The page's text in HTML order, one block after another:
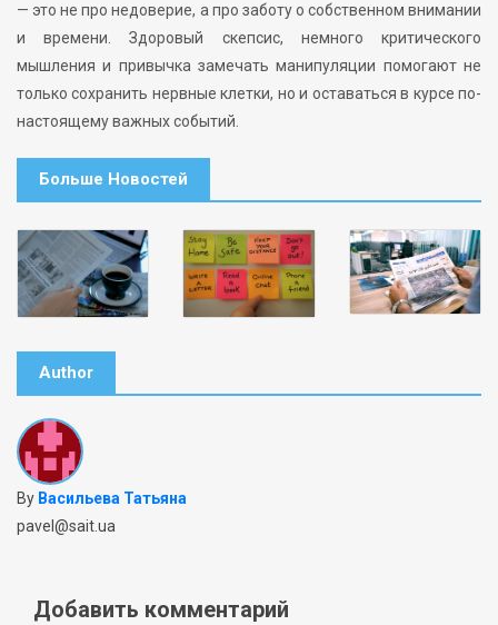
— это не про недоверие, а про заботу о собственном внимании
и времени. Здоровый скепсис, немного критического
мышления и привычка замечать манипуляции помогают не
только сохранить нервные клетки, но и оставаться в курсе по-
настоящему важных событий.
Больше Новостей
Author
By Васильева Татьяна
pavel@sait.ua
Добавить комментарий